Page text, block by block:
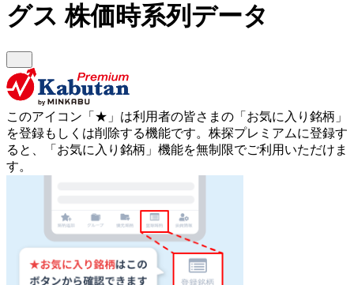
グス株価時系列データ
このアイコン 「★」 は利用者の皆さまの 「お気に入り銘柄」
を登録もしくは削除する機能です。 株探プレミアムに登録す
ると、「お気に入り銘柄」機能を無制限でご利用いただけま
す。